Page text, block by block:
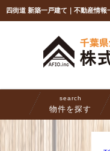
四街道 新築一戸建て｜不動産情
search
物件を探す